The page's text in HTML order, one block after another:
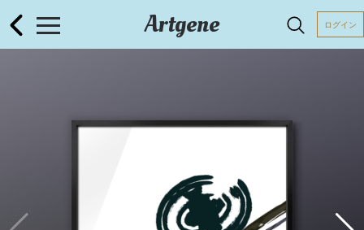
Artgene ログイン